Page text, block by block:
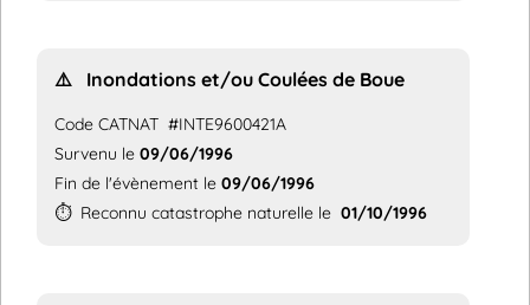
⚠️ Inondations et/ou Coulées de Boue
Code CATNAT #INTE9600421A
Survenu le 09/06/1996
Fin de l'évènement le 09/06/1996
⏱️ Reconnu catastrophe naturelle le 01/10/1996